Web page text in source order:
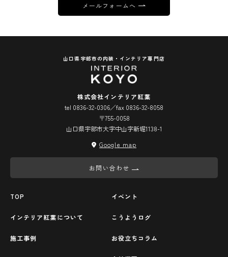
メールフォームへ
山口県宇部市の内装・インテリア専門店
株式会社インテリア紅葉
tel 0836-32-0306／fax 0836-32-8058
〒755-0058
山口県宇部市大字中山字新堀1138-1
Google map
お問い合わせ
TOP
インテリア紅葉について
施工事例
イベント
こうようログ
お役立ちコラム